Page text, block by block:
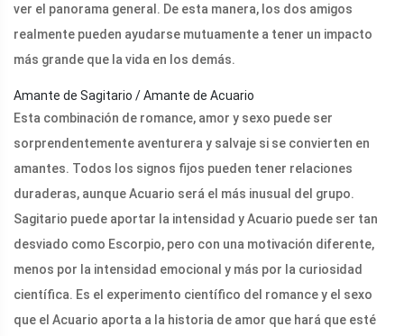
ver el panorama general. De esta manera, los dos amigos
realmente pueden ayudarse mutuamente a tener un impacto
más grande que la vida en los demás.
Amante de Sagitario / Amante de Acuario
Esta combinación de romance, amor y sexo puede ser
sorprendentemente aventurera y salvaje si se convierten en
amantes. Todos los signos fijos pueden tener relaciones
duraderas, aunque Acuario será el más inusual del grupo.
Sagitario puede aportar la intensidad y Acuario puede ser tan
desviado como Escorpio, pero con una motivación diferente,
menos por la intensidad emocional y más por la curiosidad
científica. Es el experimento científico del romance y el sexo
que el Acuario aporta a la historia de amor que hará que esté